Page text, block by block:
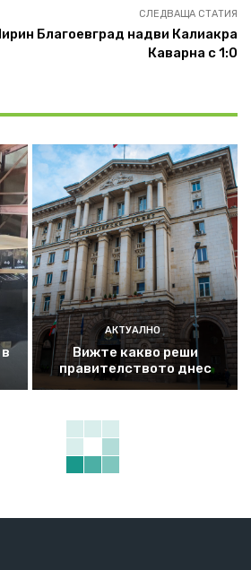
СЛЕДВАЩА СТАТИЯ
Благоевград надви Калиакра
Каварна с 1:0
АКТУАЛНО
Вижте какво реши
правителството днес